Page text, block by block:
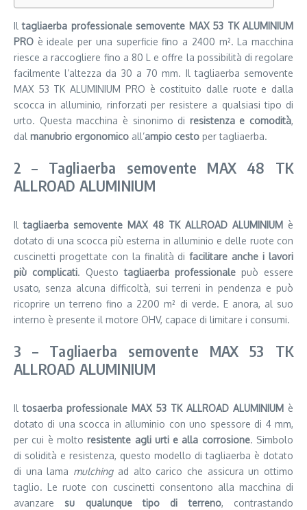
Iltagliaerba professionale semovente MAX 53 TK ALUMINIUM
PRO è ideale per una superficie fino a 2400 m². La macchina
riesce a raccogliere fino a 80 L e offre la possibilità di regolare
facilmente l’altezza da 30 a 70 mm. Il tagliaerba semovente
MAX 53 TK ALUMINIUM PRO è costituito dalle ruote e dalla
scocca in alluminio, rinforzati per resistere a qualsiasi tipo di
urto. Questa macchina è sinonimo di resistenza e comodità,
dal manubrio ergonomico all’ampio cesto per tagliaerba.
2 – Tagliaerba semovente MAX 48 TK
ALLROAD ALUMINIUM
Iltagliaerba semovente MAX 48 TK ALLROAD ALUMINIUMè
dotato di una scocca più esterna in alluminio e delle ruote con
cuscinetti progettate con la finalità difacilitare anche i lavori
più complicati. Questotagliaerba professionale può essere
usato, senza alcuna difficoltà, sui terreni in pendenza e può
ricoprire un terreno fino a 2200 m² di verde. E anora, al suo
interno è presente il motore OHV, capace di limitare i consumi.
3 – Tagliaerba semovente MAX 53 TK
ALLROAD ALUMINIUM
Il tosaerba professionale MAX 53 TK ALLROAD ALUMINIUM è
dotato di una scocca in alluminio con uno spessore di 4 mm,
per cui è moltoresistente agli urti e alla corrosione. Simbolo
di solidità e resistenza, questo modello di tagliaerba è dotato
di una lama mulchingad alto carico che assicura un ottimo
taglio. Le ruote con cuscinetti consentono alla macchina di
avanzare su qualunque tipo di terreno, contrastando